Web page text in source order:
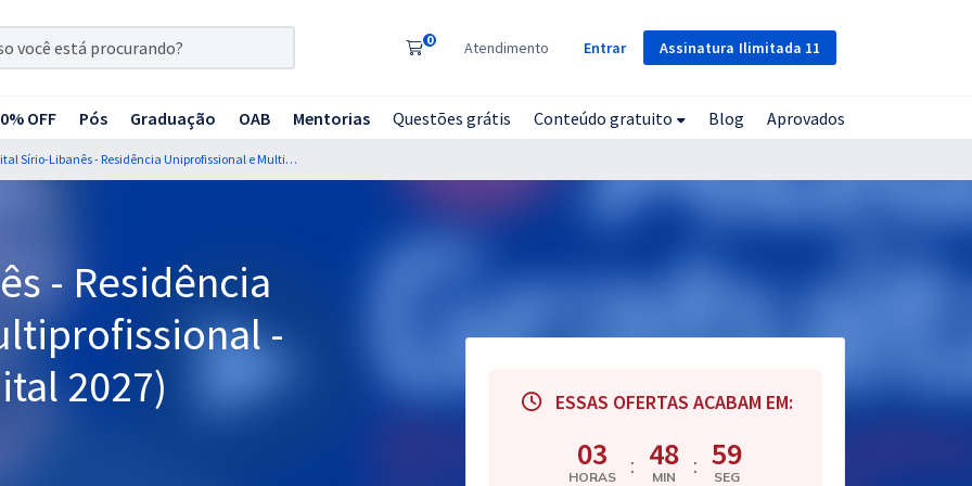
Assinatura Ilimitada 11
0 Atendimento Entrar
OFF Pós Graduação OAB Mentorias Questões grátis Conteúdo gratuito Blog Aprovados
Hospital Sírio-Libanês - Residência Uniprofissional e Multiprofissional - Fisioterapia (Pós-Edital 2027)
- Residência
-
2027)
ESSAS OFERTAS ACABAM EM:
03
HORAS : 48
MIN : 58
SEG